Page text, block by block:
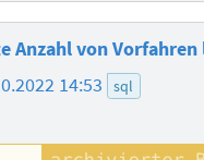
Anzahl von Vorfahren
14:53 sql